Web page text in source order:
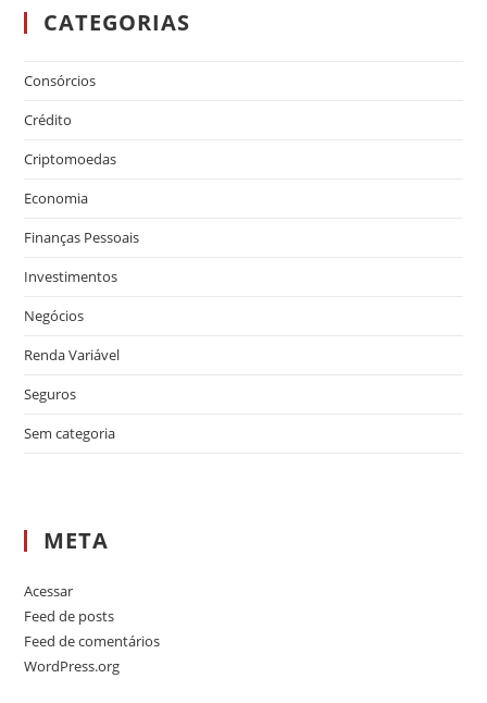
CATEGORIAS
Consórcios
Crédito
Criptomoedas
Economia
Finanças Pessoais
Investimentos
Negócios
Renda Variável
Seguros
Sem categoria
META
Acessar
Feed de posts
Feed de comentários
WordPress.org